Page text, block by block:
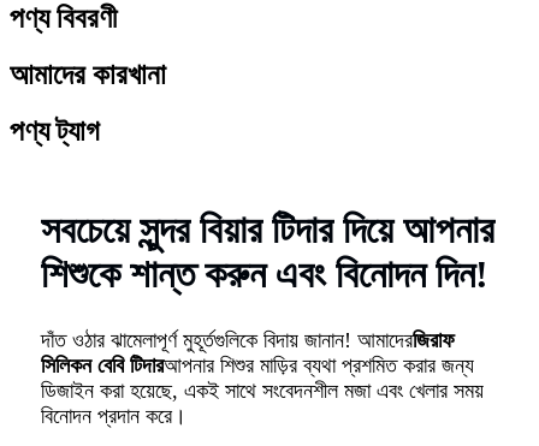
পণ্য বিবরণী
আমাদের কারখানা
পণ্য ট্যাগ
সবচেয়ে সুন্দর বিয়ার টিদার দিয়ে আপনার
শিশুকে শান্ত করুন এবং বিনোদন দিন!
দাঁত ওঠার ঝামেলাপূর্ণ মুহূর্তগুলিকে বিদায় জানান! আমাদেরজিরাফ
সিলিকন বেবি টিদারআপনার শিশুর মাড়ির ব্যথা প্রশমিত করার জন্য
ডিজাইন করা হয়েছে, একই সাথে সংবেদনশীল মজা এবং খেলার সময়
বিনোদন প্রদান করে।